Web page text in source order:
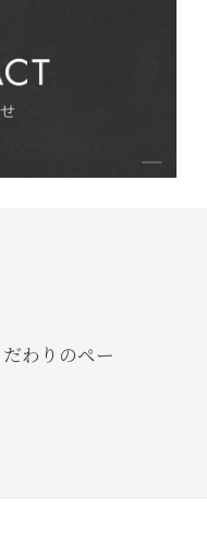
わりのペー